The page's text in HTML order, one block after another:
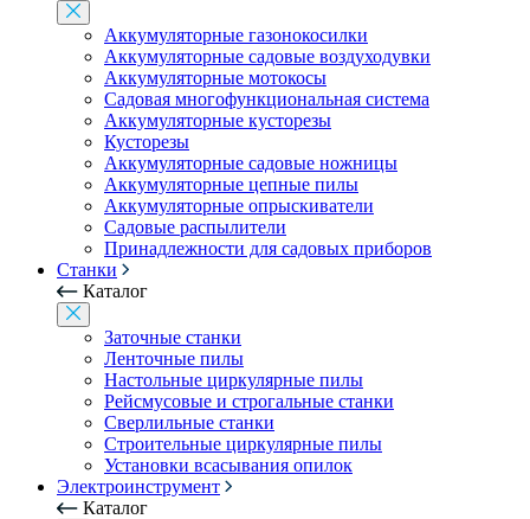
Аккумуляторные газонокосилки
Аккумуляторные садовые воздуходувки
Аккумуляторные мотокосы
Садовая многофункциональная система
Аккумуляторные кусторезы
Кусторезы
Аккумуляторные садовые ножницы
Аккумуляторные цепные пилы
Аккумуляторные опрыскиватели
Садовые распылители
Принадлежности для садовых приборов
Станки
Каталог
Заточные станки
Ленточные пилы
Настольные циркулярные пилы
Рейсмусовые и строгальные станки
Сверлильные станки
Строительные циркулярные пилы
Установки всасывания опилок
Электроинструмент
Каталог